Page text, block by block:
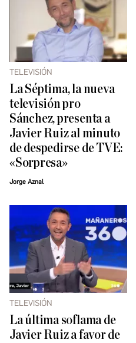
TELEVISIÓN
La Séptima, la nueva
televisión pro
Sánchez, presenta a
Javier Ruiz al minuto
de despedirse de TVE:
«Sorpresa»
Jorge Aznal
TELEVISIÓN
La última soflama de
Javier Ruiz a favor de